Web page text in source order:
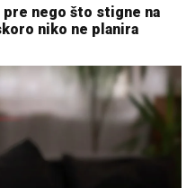
pre nego što stigne na
niko ne planira